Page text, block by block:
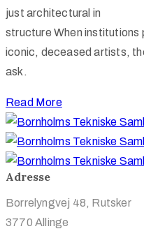
just architectural in
structure When institutions
iconic, deceased artists,
ask.
Read More
Adresse
Borrelyngvej 48, Rutsker
3770 Allinge